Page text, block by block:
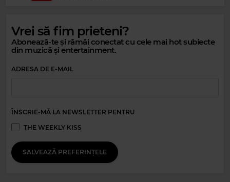
Vrei să fim prieteni?
Abonează-te și rămâi conectat cu cele mai hot subiecte
din muzică și entertainment.
ADRESA DE E-MAIL
ÎNSCRIE-MĂ LA NEWSLETTER PENTRU
THE WEEKLY KISS
SALVEAZĂ PREFERINȚELE